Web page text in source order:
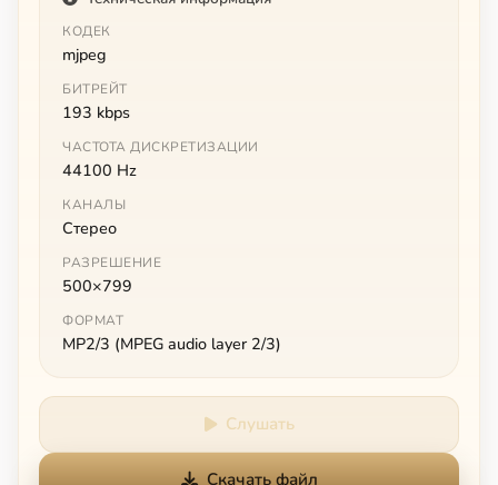
КОДЕК
mjpeg
БИТРЕЙТ
193 kbps
ЧАСТОТА ДИСКРЕТИЗАЦИИ
44100 Hz
КАНАЛЫ
Стерео
РАЗРЕШЕНИЕ
500×799
ФОРМАТ
MP2/3 (MPEG audio layer 2/3)
Слушать
Скачать файл